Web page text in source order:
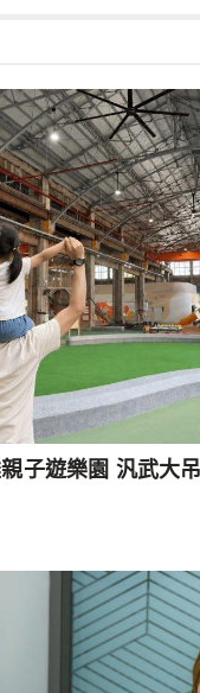
子遊樂園 汎武大